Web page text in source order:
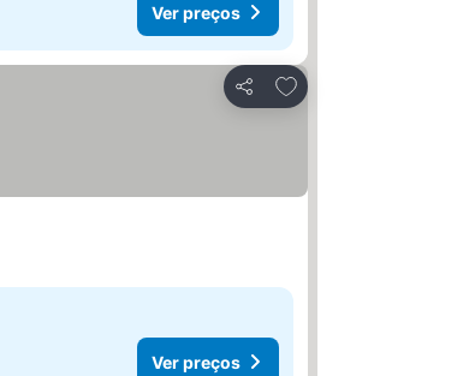
Ver preços
Partilhar
Adicionar aos favoritos
Ver preços